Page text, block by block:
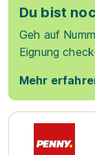
Du bist
Geh auf
Eignung
Mehr